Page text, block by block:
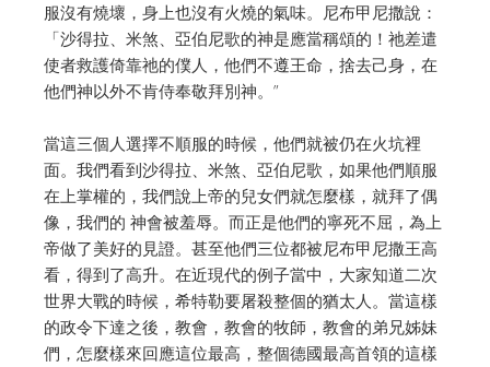
服沒有燒壞，身上也沒有火燒的氣味。尼布甲尼撒說：
「沙得拉、米煞、亞伯尼歌的神是應當稱頌的！祂差遣
使者救護倚靠祂的僕人，他們不遵王命，捨去己身，在
他們神以外不肯侍奉敬拜別神。”
當這三個人選擇不順服的時候，他們就被仍在火坑裡
面。我們看到沙得拉、米煞、亞伯尼歌，如果他們順服
在上掌權的，我們說上帝的兒女們就怎麼樣，就拜了偶
像，我們的 神會被羞辱。而正是他們的寧死不屈，為上
帝做了美好的見證。甚至他們三位都被尼布甲尼撒王高
看，得到了高升。在近現代的例子當中，大家知道二次
世界大戰的時候，希特勒要屠殺整個的猶太人。當這樣
的政令下達之後，教會，教會的牧師，教會的弟兄姊妹
們，怎麼樣來回應這位最高，整個德國最高首領的這樣